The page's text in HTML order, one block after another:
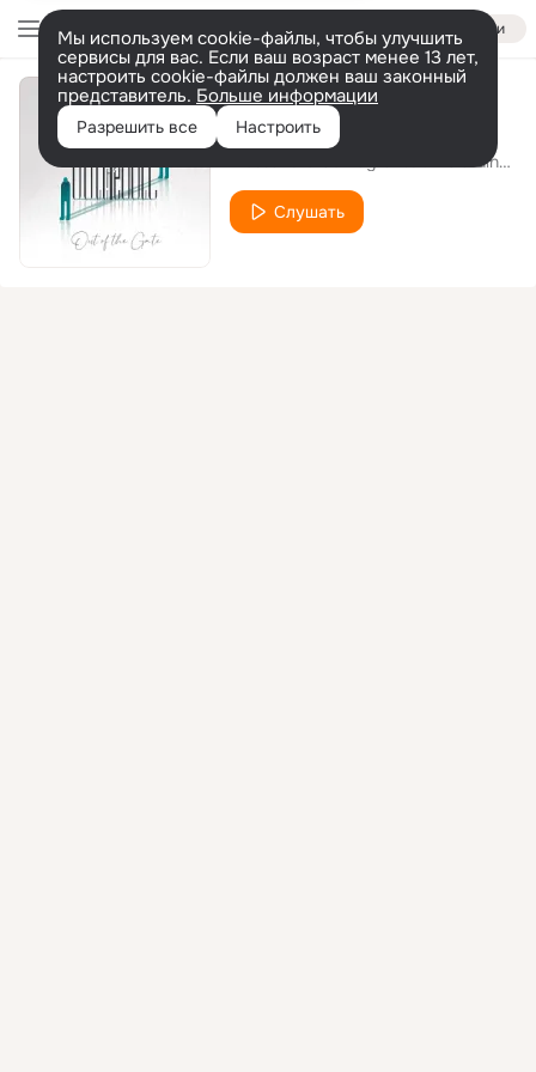
Войти
Мы используем cookie-файлы, чтобы улучшить
сервисы для вас. Если ваш возраст менее 13 лет,
настроить cookie-файлы должен ваш законный
представитель. Больше информации
Разрешить все Настроить
White Ghosts
Il Giardino Onirico
Слушать